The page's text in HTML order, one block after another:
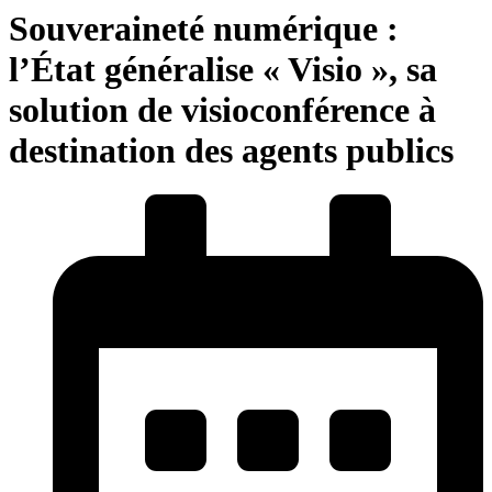
Souveraineté numérique :
l’État généralise « Visio », sa
solution de visioconférence à
destination des agents publics